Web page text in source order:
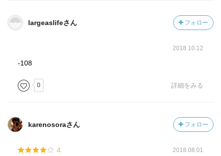
largeaslifeさん フォロー
2018.10.12
-108
0 詳細をみる
karenosoraさん フォロー
4 2018.08.01